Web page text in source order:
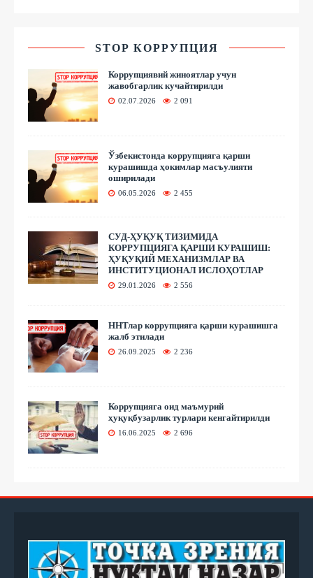
STOP КОРРУПЦИЯ
Коррупциявий жиноятлар учун
жавобгарлик кучайтирилди
02.07.2026 2 091
Ўзбекистонда коррупцияга қарши
курашишда ҳокимлар масъулияти
оширилади
06.05.2026 2 455
СУД-ҲУҚУҚ ТИЗИМИДА
КОРРУПЦИЯГА ҚАРШИ КУРАШИШ:
ҲУҚУҚИЙ МЕХАНИЗМЛАР ВА
ИНСТИТУЦИОНАЛ ИСЛОҲОТЛАР
29.01.2026 2 556
ННТлар коррупцияга қарши курашишга
жалб этилади
26.09.2025 2 236
Коррупцияга оид маъмурий
ҳуқуқбузарлик турлари кенгайтирилди
16.06.2025 2 696